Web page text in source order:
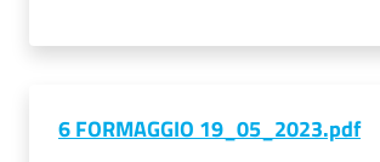
6 FORMAGGIO 19_05_2023.pdf